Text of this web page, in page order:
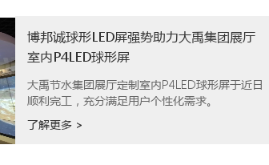
博邦诚球形LED屏强势助力大禹集团展厅
室内P4LED球形屏
大禹节水集团展厅定制室内P4LED球形屏于近日
顺利完工，充分满足用户个性化需求。
了解更多 >